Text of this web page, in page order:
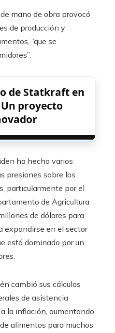
mano de obra provocó
de producción y
“que se
de Statkraft en
proyecto
ha hecho varios
presiones sobre los
particularmente por el
de Agricultura
de dólares para
expandirse en el sector
está dominado por un
cambió sus cálculos
de asistencia
la inflación, aumentando
alimentos para muchos